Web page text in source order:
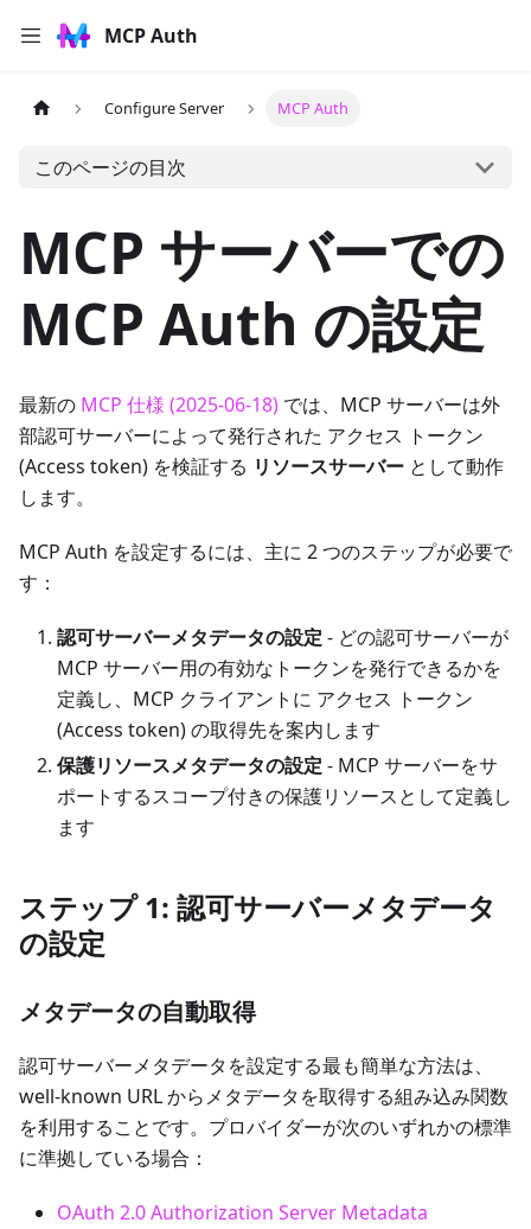
MCP Auth
Configure Server MCP Auth
このページの目次
MCP サーバーでの
MCP Auth の設定
最新の MCP 仕様 (2025-06-18) では、MCP サーバーは外
部認可サーバーによって発行された アクセス トークン
(Access token) を検証する リソースサーバー として動作
します。
MCP Auth を設定するには、主に 2 つのステップが必要で
す：
認可サーバーメタデータの設定 - どの認可サーバーが
MCP サーバー用の有効なトークンを発行できるかを
定義し、MCP クライアントに アクセス トークン
(Access token) の取得先を案内します
保護リソースメタデータの設定 - MCP サーバーをサ
ポートするスコープ付きの保護リソースとして定義し
ます
ステップ 1: 認可サーバーメタデータ
の設定
メタデータの自動取得
認可サーバーメタデータを設定する最も簡単な方法は、
well-known URL からメタデータを取得する組み込み関数
を利用することです。プロバイダーが次のいずれかの標準
に準拠している場合：
OAuth 2.0 Authorization Server Metadata